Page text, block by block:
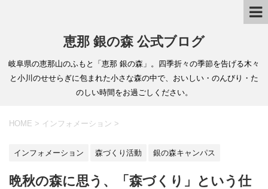
恵那 銀の森 公式ブログ
岐阜県の恵那山のふもと「恵那 銀の森」。四季折々の季節を告げる木々
と小川のせせらぎに包まれた小さな森の中で、おいしい・のんびり・た
のしい時間をお過ごしください。
HOME > インフォメーション >
インフォメーション 森づくり活動 銀の森キャンパス
晩秋の森に思う、「森づくり」という仕